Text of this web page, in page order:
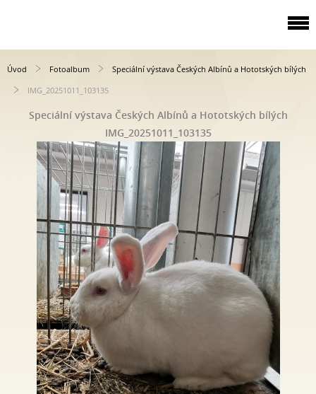
Úvod Fotoalbum
Speciální výstava Českých Albínů a Hototských bílých
IMG_20251011_103135
Speciální výstava Českých Albínů a Hototských bílých
IMG_20251011_103135